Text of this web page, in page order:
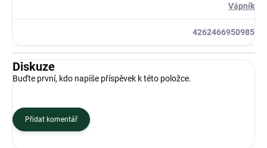
Vápník
4262466950985
Diskuze
Buďte první, kdo napíše příspěvek k této položce.
Přidat komentář